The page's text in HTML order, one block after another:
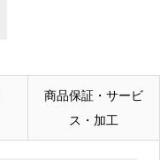
商品保証・サービ
ス・加工